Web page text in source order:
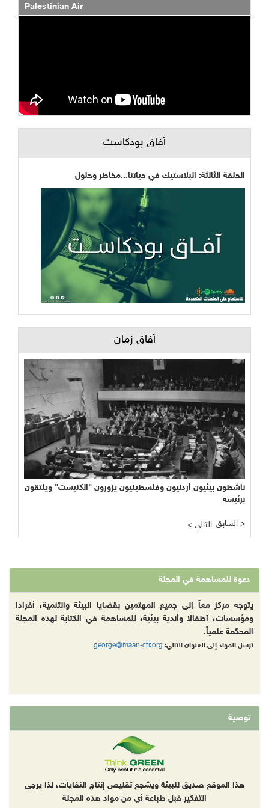
Palestinian Air
آفاق بودكاست
الحلقة الثالثة: البلاستيك في حياتنا...مخاطر وحلول
آفاق زمان
ناشطون بيئيون أردنيون وفلسطينيون يزورون "الكنيست" ويلتقون
برئيسه
< التالي السابق >
دعوة للمساهمة في المجلة
يتوجه مركز معاً إلى جميع المهتمين بقضايا البيئة والتنمية، أفرادا
ومؤسسات، أطفالا وأندية بيئية، للمساهمة في الكتابة لهذه المجلة
المحكّمة علمياً.
ترسل المواد إلى العنوان التالي: george@maan-ctr.org
توصية
هذا الموقع صديق للبيئة ويشجع تقليص إنتاج النفايات، لذا يرجى
التفكير قبل طباعة أي من مواد هذه المجلة